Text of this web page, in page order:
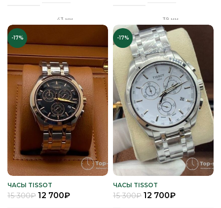
Сапфировое
ЦВЕТ БРАСЛЕТА
ЦВЕТ КОРПУСА Серебро
ЦИФЕРБЛАТ Черный
ЦВЕТ КОРПУСА Серебро
ЦВЕТ РЕМЕШКА Коричневый
ЦИФЕРБЛАТ Белый
43 мм
ЗАСТЕЖКА Клипса
КОРПУС
Качественная
часовая сталь
МЕХАНИЗМ Кварц
ПОКРЫТИЕ
Полное
защитное IPS
покрытие
Часы мужские
39 мм
ЗАСТЕЖКА "Бабочка"
КОРПУС
Качественная
часовая сталь
МЕХАНИЗМ Кварц
ПОКРЫТИЕ
Полное
защитное IPS
покрытие
Часы мужские
-17%
ЧАСЫ TISSOT
15 300₽ 12 700₽
-17%
ЧАСЫ TISSOT
15 300₽ 12 700₽